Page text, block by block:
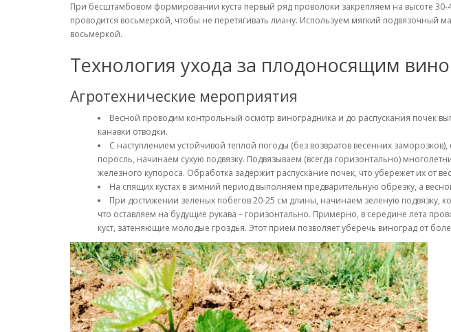
При бесштамбовом формировании куста первый ряд проволоки закрепляем на высоте
проводится восьмеркой, чтобы не перетягивать лиану. Используем мягкий подвязочный
восьмеркой.
Технология ухода за плодоносящим
Агротехнические мероприятия
Весной проводим контрольный осмотр виноградника и до распускания почек
канавки отводки.
С наступлением устойчивой теплой погоды (без возвратов весенних
поросль, начинаем сухую подвязку. Подвязываем (всегда горизонтально)
железного купороса. Обработка задержит распускание почек, что убережет их
На спящих кустах в зимний период выполняем предварительную обрезку, а
При достижении зеленых побегов 20-25 см длины, начинаем зеленую подвязку,
что оставляем на будущие рукава – горизонтально. Примерно, в середине лета
куст, затеняющие молодые гроздья. Этот прием позволяет уберечь виноград от